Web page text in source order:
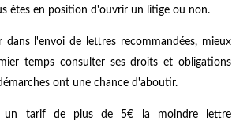
êtes en position d'ouvrir un litige ou non.
dans l'envoi de lettres recommandées, mieux
temps consulter ses droits et obligations
ont une chance d'aboutir.
un tarif de plus de 5€ la moindre lettre